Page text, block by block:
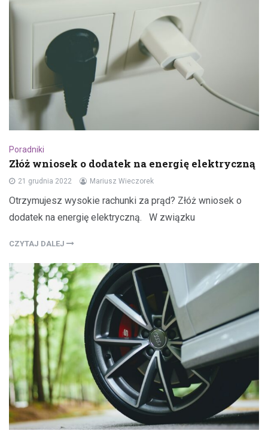
Poradniki
Złóż wniosek o dodatek na energię elektryczną
21 grudnia 2022 Mariusz Wieczorek
Otrzymujesz wysokie rachunki za prąd? Złóż wniosek o
dodatek na energię elektryczną. W związku
CZYTAJ DALEJ